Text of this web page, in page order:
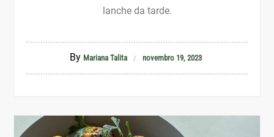
lanche da tarde.
By Mariana Talita novembro 19, 2023